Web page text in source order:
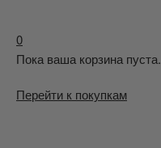
0
Пока ваша корзина пуста.
Перейти к покупкам